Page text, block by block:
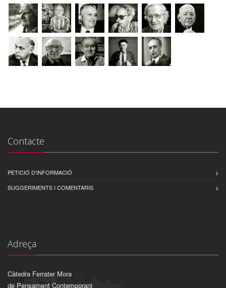
Contacte
PETICIÓ D'INFORMACIÓ
SUGGERIMENTS I COMENTARIS
Adreça
Càtedra Ferrater Mora
de Pensament Contemporani